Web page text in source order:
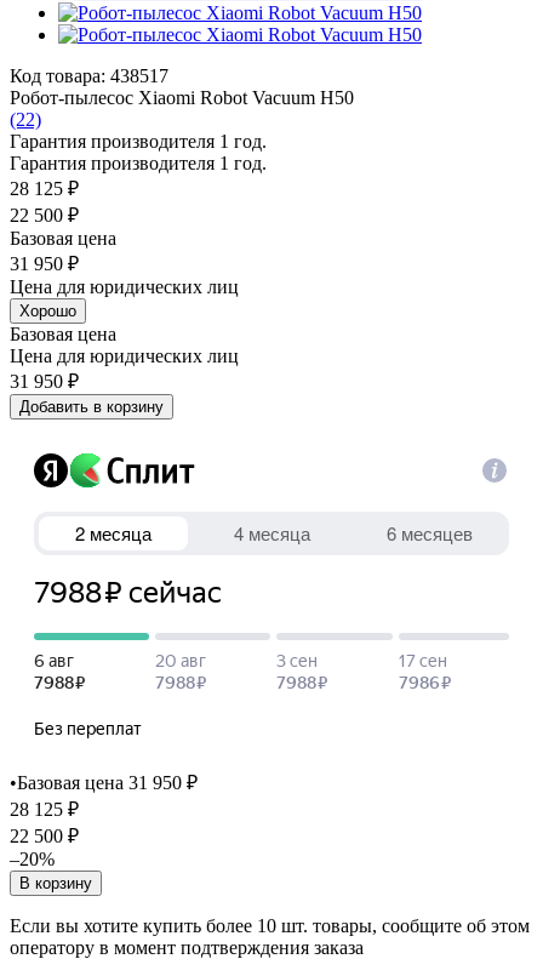
Код товара: 438517
Робот-пылесос Xiaomi Robot Vacuum H50
(22)
Гарантия производителя 1 год.
Гарантия производителя 1 год.
28 125 ₽
22 500 ₽
Базовая цена
31 950 ₽
Цена для юридических лиц
Хорошо
Базовая цена
Цена для юридических лиц
31 950 ₽
Добавить в корзину
•Базовая цена 31 950 ₽
28 125 ₽
22 500 ₽
–20%
В корзину
Если вы хотите купить более 10 шт. товары, сообщите об этом
оператору в момент подтверждения заказа